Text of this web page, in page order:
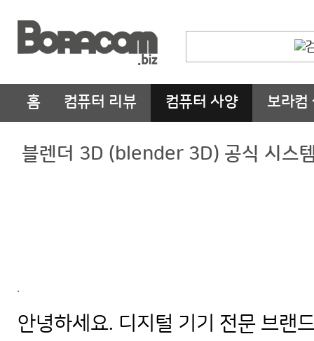
홈 컴퓨터 리뷰 컴퓨터 사양 보라컴
블렌더 3D (blender 3D) 공식 시스
안녕하세요. 디지털 기기 전문 브랜